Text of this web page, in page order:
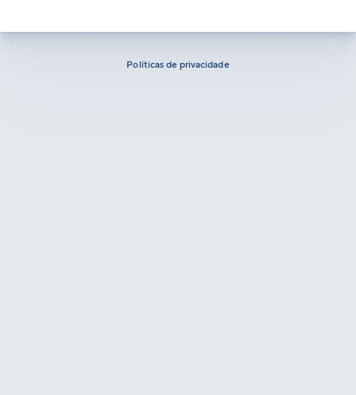
Políticas de privacidade